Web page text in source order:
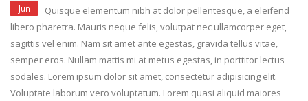
Jun
Quisque elementum nibh at dolor pellentesque, a eleifend
libero pharetra. Mauris neque felis, volutpat nec ullamcorper eget,
sagittis vel enim. Nam sit amet ante egestas, gravida tellus vitae,
semper eros. Nullam mattis mi at metus egestas, in porttitor lectus
sodales. Lorem ipsum dolor sit amet, consectetur adipisicing elit.
Voluptate laborum vero voluptatum. Lorem quasi aliquid maiores